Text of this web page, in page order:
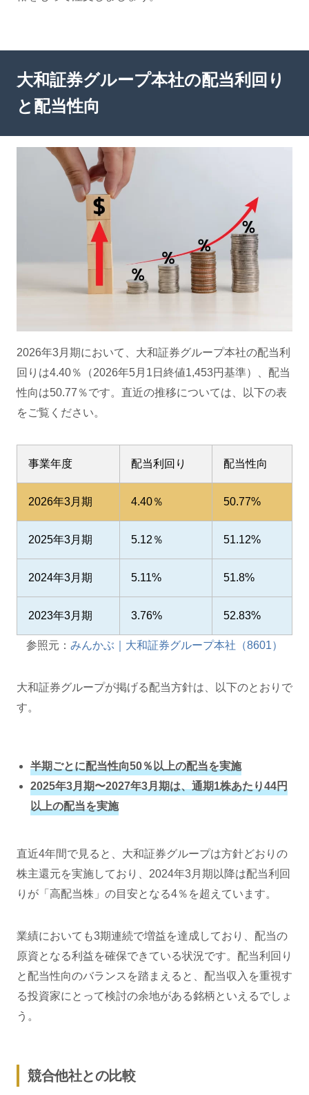
大和証券グループ本社の配当利回り
と配当性向
2026年3月期において、大和証券グループ本社の配当利
回りは4.40％（2026年5月1日終値1,453円基準）、配当
性向は50.77％です。直近の推移については、以下の表
をご覧ください。
事業年度 配当利回り 配当性向
2026年3月期 4.40％ 50.77%
2025年3月期 5.12％ 51.12%
2024年3月期 5.11% 51.8%
2023年3月期 3.76% 52.83%
参照元： みんかぶ｜大和証券グループ本社（8601）
大和証券グループが掲げる配当方針は、以下のとおりで
す。
半期ごとに配当性向50％以上の配当を実施
2025年3月期〜2027年3月期は、通期1株あたり44円
以上の配当を実施
直近4年間で見ると、大和証券グループは方針どおりの
株主還元を実施しており、2024年3月期以降は配当利回
りが「高配当株」の目安となる4％を超えています。
業績においても3期連続で増益を達成しており、配当の
原資となる利益を確保できている状況です。配当利回り
と配当性向のバランスを踏まえると、配当収入を重視す
る投資家にとって検討の余地がある銘柄といえるでしょ
う。
競合他社との比較